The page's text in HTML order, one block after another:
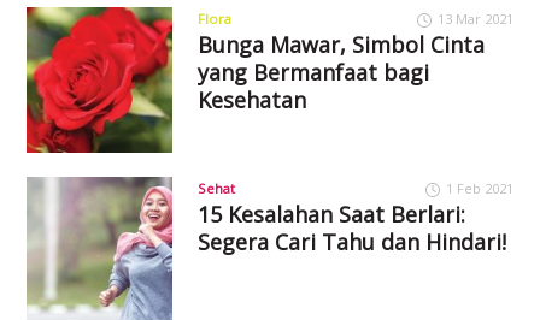
Flora 13 Mar 2021
Bunga Mawar, Simbol Cinta
yang Bermanfaat bagi
Kesehatan
Sehat 1 Feb 2021
15 Kesalahan Saat Berlari:
Segera Cari Tahu dan Hindari!